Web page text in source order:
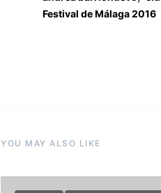
Festival de Málaga 2016
YOU MAY ALSO LIKE